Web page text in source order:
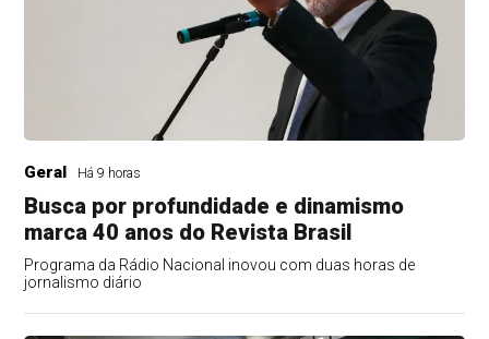
Geral Há 9 horas
Busca por profundidade e dinamismo
marca 40 anos do Revista Brasil
Programa da Rádio Nacional inovou com duas horas de
jornalismo diário